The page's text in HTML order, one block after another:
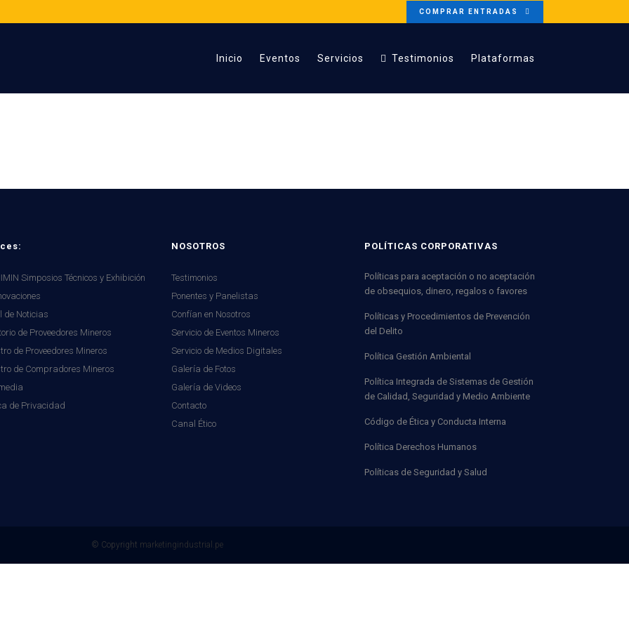
COMPRAR ENTRADAS
Inicio Eventos Servicios Testimonios Plataformas
Simposios Técnicos y Exhibición
de Noticias
de Proveedores Mineros
de Proveedores Mineros
de Compradores Mineros
de Privacidad
NOSOTROS
Testimonios
Ponentes y Panelistas
Confían en Nosotros
Servicio de Eventos Mineros
Servicio de Medios Digitales
Galería de Fotos
Galería de Videos
Contacto
Canal Ético
POLÍTICAS CORPORATIVAS
Políticas para aceptación o no aceptación
de obsequios, dinero, regalos o favores
Políticas y Procedimientos de Prevención
del Delito
Política Gestión Ambiental
Política Integrada de Sistemas de Gestión
de Calidad, Seguridad y Medio Ambiente
Código de Ética y Conducta Interna
Política Derechos Humanos
Políticas de Seguridad y Salud
© Copyright marketingindustrial.pe